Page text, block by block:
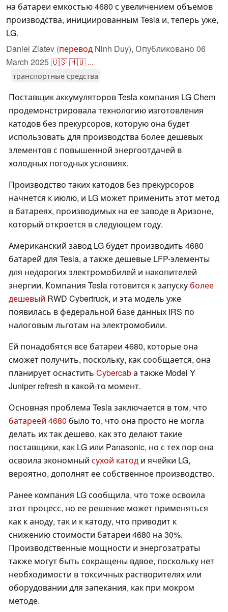
на батареи емкостью 4680 с увеличением объемов
производства, инициированным Tesla и, теперь уже,
LG.
Daniel Zlatev (перевод Ninh Duy), Опубликовано 06
March 2025🇺🇸🇭🇺 ...
транспортные средства
Поставщик аккумуляторов Tesla компания LG Chem
продемонстрировала технологию изготовления
катодов без прекурсоров, которую она будет
использовать для производства более дешевых
элементов с повышенной энергоотдачей в
холодных погодных условиях.
Производство таких катодов без прекурсоров
начнется к июлю, и LG может применить этот метод
в батареях, производимых на ее заводе в Аризоне,
который откроется в следующем году.
Американский завод LG будет производить 4680
батарей для Tesla, а также дешевые LFP-элементы
для недорогих электромобилей и накопителей
энергии. Компания Tesla готовится к запуску более
дешевый RWD Cybertruck, и эта модель уже
появилась в федеральной базе данных IRS по
налоговым льготам на электромобили.
Ей понадобятся все батареи 4680, которые она
сможет получить, поскольку, как сообщается, она
планирует оснастить Cybercabа также Model Y
Juniper refresh в какой-то момент.
Основная проблема Tesla заключается в том, что
батареей 4680 было то, что она просто не могла
делать их так дешево, как это делают такие
поставщики, как LG или Panasonic, но с тех пор она
освоила экономный сухой катод и ячейки LG,
вероятно, дополнят ее собственное производство.
Ранее компания LG сообщила, что тоже освоила
этот процесс, но ее решение может применяться
как к аноду, так и к катоду, что приводит к
снижению стоимости батареи 4680 на 30%.
Производственные мощности и энергозатраты
также могут быть сокращены вдвое, поскольку нет
необходимости в токсичных растворителях или
оборудовании для запекания, как при мокром
методе.